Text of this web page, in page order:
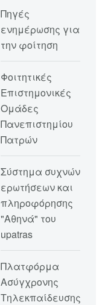
Πηγές
ενημέρωσης για
την φοίτηση
Φοιτητικές
Επιστημονικές
Ομάδες
Πανεπιστημίου
Πατρών
Σύστημα συχνών
ερωτήσεων και
πληροφόρησης
"Αθηνά" του
upatras
Πλατφόρμα
Ασύγχρονης
Τηλεκπαίδευσης